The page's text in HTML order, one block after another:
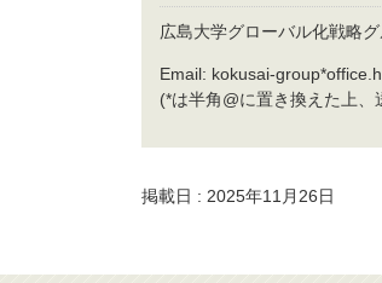
広島大学グローバル化戦略
Email: kokusai-
(*は半角@に置き換えた上、
掲載日 : 2025年11月26日